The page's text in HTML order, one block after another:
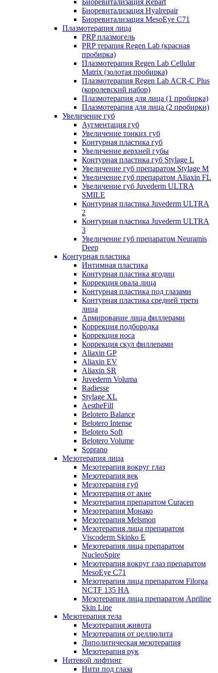
Биоревитализация Repart
Биоревитализация Hyalrepair
Биоревитализация MesoEye C71
Плазмотерапия лица
PRP плазмогель
PRP терапия Regen Lab (красная
пробирка)
Плазмотерапия Regen Lab Cellular
Matrix (золотая пробирка)
Плазмотерапия Regen Lab ACR-C Plus
(королевский набор)
Плазмотерапия для лица (1 пробирка)
Плазмотерапия для лица (2 пробирки)
Увеличение губ
Аугментация губ
Увеличение тонких губ
Контурная пластика губ
Увеличение верхней губы
Контурная пластика губ Stylage L
Увеличение губ препаратом Stylage M
Увеличение губ препаратом Aliaxin FL
Увеличение губ Juvederm ULTRA
SMILE
Контурная пластика Juvederm ULTRA
2
Контурная пластика Juvederm ULTRA
3
Увеличение губ препаратом Neuramis
Deep
Контурная пластика
Интимная пластика
Контурная пластика ягодиц
Коррекция овала лица
Контурная пластика под глазами
Контурная пластика средней трети
лица
Армирование лица филлерами
Коррекция подбородка
Коррекция носа
Коррекция скул филлерами
Aliaxin GP
Aliaxin EV
Aliaxin SR
Juvederm Voluma
Radiesse
Stylage XL
AestheFill
Belotero Balance
Belotero Intense
Belotero Soft
Belotero Volume
Soprano
Мезотерапия лица
Мезотерапия вокруг глаз
Мезотерапия век
Мезотерапия губ
Мезотерапия от акне
Мезотерапия препаратом Curacen
Мезотерапия Монако
Мезотерапия Melsmon
Мезотерапия лица препаратом
Viscoderm Skinko E
Мезотерапия лица препаратом
NucleoSpire
Мезотерапия вокруг глаз препаратом
MesoEye С71
Мезотерапия лица препаратом Filorga
NCTF 135 HA
Мезотерапия лица препаратом Apriline
Skin Line
Мезотерапия тела
Мезотерапия живота
Мезотерапия от целлюлита
Липолитическая мезотерапия
Мезотерапия рук
Нитевой лифтинг
Нити под глаза